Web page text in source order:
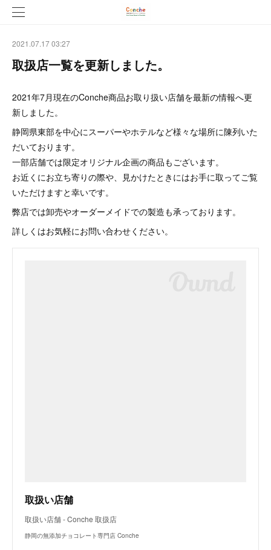
2021.07.17 03:27
取扱店一覧を更新しました。
2021年7月現在のConche商品お取り扱い店舗を最新の情報へ更
新しました。
静岡県東部を中心にスーパーやホテルなど様々な場所に陳列いた
だいております。
一部店舗では限定オリジナル企画の商品もございます。
お近くにお立ち寄りの際や、見かけたときにはお手に取ってご覧
いただけますと幸いです。
弊店では卸売やオーダーメイドでの製造も承っております。
詳しくはお気軽にお問い合わせください。
取扱い店舗
取扱い店舗 - Conche 取扱店
静岡の無添加チョコレート専門店 Conche